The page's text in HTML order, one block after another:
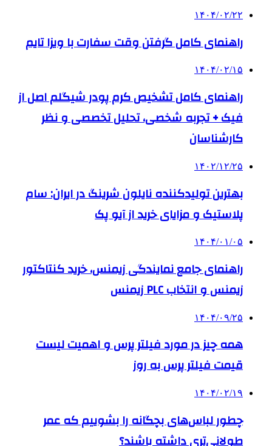
۱۴۰۴/۰۲/۲۲
راهنمای کامل گرفتن وقت سفارت با ویزا تایم
۱۴۰۴/۰۲/۱۵
راهنمای کامل تشخیص کرم پودر شیگلم اصل از
فیک + تجربه شخصی، تحلیل تخصصی و نظر
کارشناسان
۱۴۰۲/۱۲/۲۵
بهترین تولیدکننده نایلون شرینگ در ایران: سام
پلاستیک و مزایای خرید از آیو پک
۱۴۰۴/۰۱/۰۵
راهنمای جامع نمایندگی زیمنس، خرید کنتاکتور
زیمنس و انتخاب PLC زیمنس
۱۴۰۴/۰۹/۲۵
همه چیز در مورد فیلتر پرس و اهمیت لیست
قیمت فیلتر پرس به روز
۱۴۰۴/۰۲/۱۹
چطور لباس‌های بچگانه را بشوییم که عمر
طولانی‌تری داشته باشند؟